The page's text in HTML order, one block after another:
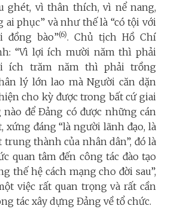
ghét, vì thân thích, vì nể nang,
phục” và như thế là “có tội với
đồng bào”(6). Chủ tịch Hồ Chí
“Vì lợi ích mười năm thì phải
ích trăm năm thì phải trồng
lý lớn lao mà Người căn dặn
cho kỳ được trong bất cứ giai
nào để Đảng có được những cán
xứng đáng “là người lãnh đạo, là
thành của nhân dân”, đó là
quan tâm đến công tác đào tạo
thế hệ cách mạng cho đời sau”,
việc rất quan trọng và rất cần
tác xây dựng Đảng về tổ chức.